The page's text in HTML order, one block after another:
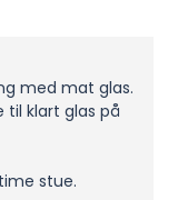
med mat glas.
klart glas på
stue.